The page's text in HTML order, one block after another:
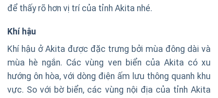
để thấy rõ hơn vị trí của tỉnh Akita nhé.
Khí hậu
Khí hậu ở Akita được đặc trưng bởi mùa đông dài và
mùa hè ngắn. Các vùng ven biển của Akita có xu
hướng ôn hòa, với dòng điện ấm lưu thông quanh khu
vực. So với bờ biển, các vùng nội địa của tỉnh Akita